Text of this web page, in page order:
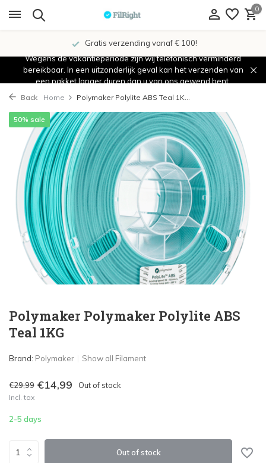
0
Gratis verzending vanaf € 100!
Wegens de vakantieperiode zijn wij telefonisch verminderd
bereikbaar. In een uitzonderlijk geval kan het verzenden van
een pakket langer duren dan u van ons gewend bent.
Back Home Polymaker Polylite ABS Teal 1K...
Polymaker Polymaker Polylite ABS
Teal 1KG
50% sale
Brand: Polymaker Show all Filament
€29,99 €14,99 Out of stock
Incl. tax
2-5 days
Out of stock